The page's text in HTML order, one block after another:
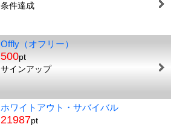
条件達成
Offly（オフリー）
500pt
サインアップ
ホワイトアウト・サバイバル
21987pt